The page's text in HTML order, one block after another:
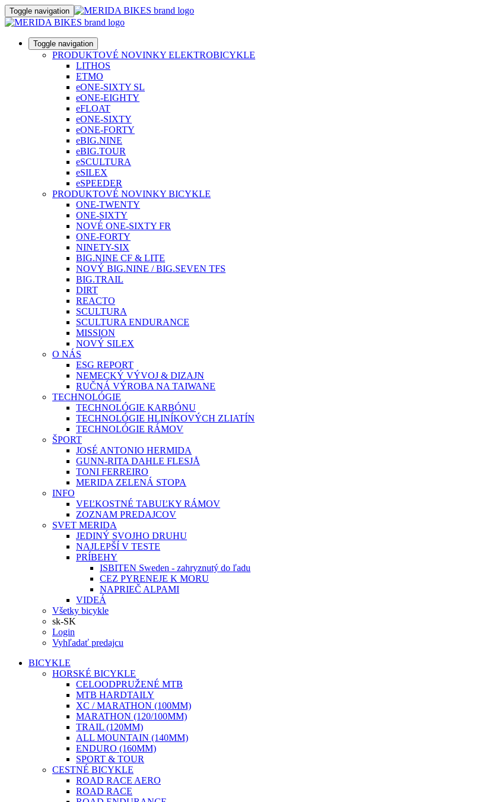
Toggle navigation
Toggle navigation
PRODUKTOVÉ NOVINKY ELEKTROBICYKLE
LITHOS
ETMO
eONE-SIXTY SL
eONE-EIGHTY
eFLOAT
eONE-SIXTY
eONE-FORTY
eBIG.NINE
eBIG.TOUR
eSCULTURA
eSILEX
eSPEEDER
PRODUKTOVÉ NOVINKY BICYKLE
ONE-TWENTY
ONE-SIXTY
NOVÉ ONE-SIXTY FR
ONE-FORTY
NINETY-SIX
BIG.NINE CF & LITE
NOVÝ BIG.NINE / BIG.SEVEN TFS
BIG.TRAIL
DIRT
REACTO
SCULTURA
SCULTURA ENDURANCE
MISSION
NOVÝ SILEX
O NÁS
ESG REPORT
NEMECKÝ VÝVOJ & DIZAJN
RUČNÁ VÝROBA NA TAIWANE
TECHNOLÓGIE
TECHNOLÓGIE KARBÓNU
TECHNOLÓGIE HLINÍKOVÝCH ZLIATÍN
TECHNOLÓGIE RÁMOV
ŠPORT
JOSÉ ANTONIO HERMIDA
GUNN-RITA DAHLE FLESJÅ
TONI FERREIRO
MERIDA ZELENÁ STOPA
INFO
VEĽKOSTNÉ TABUĽKY RÁMOV
ZOZNAM PREDAJCOV
SVET MERIDA
JEDINÝ SVOJHO DRUHU
NAJLEPŠÍ V TESTE
PRÍBEHY
ISBITEN Sweden - zahryznutý do ľadu
CEZ PYRENEJE K MORU
NAPRIEČ ALPAMI
VIDEÁ
Všetky bicykle
sk-SK
Login
Vyhľadať predajcu
BICYKLE
HORSKÉ BICYKLE
CELOODPRUŽENÉ MTB
MTB HARDTAILY
XC / MARATHON (100MM)
MARATHON (120/100MM)
TRAIL (120MM)
ALL MOUNTAIN (140MM)
ENDURO (160MM)
SPORT & TOUR
CESTNÉ BICYKLE
ROAD RACE AERO
ROAD RACE